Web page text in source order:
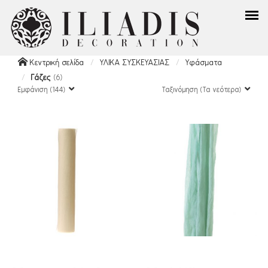
Κεντρική σελίδα ΥΛΙΚΑ ΣΥΣΚΕΥΑΣΙΑΣ
Υφάσματα
Γάζες (6)
Εμφάνιση (144) Ταξινόμηση (Τα νεότερα)